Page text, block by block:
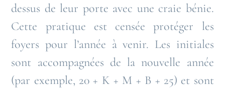
dessus de leur porte avec une craie bénie.
Cette pratique est censée protéger les
foyers pour l’année à venir. Les initiales
sont accompagnées de la nouvelle année
(par exemple, 20 + K + M + B + 25) et sont